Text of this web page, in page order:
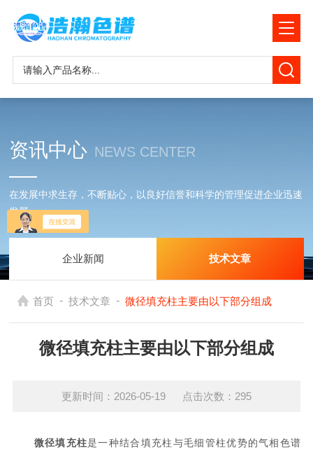
资讯中心 NEWS CENTER
在发展中求生存，不断贴心，以良好信誉和科学的管理促进企业迅速
发展
企业新闻 技术文章
首页 - 技术文章 - 微径填充柱主要由以下部分组成
微径填充柱主要由以下部分组成
更新时间：2026-05-19 点击次数：295
微径填充柱是一种结合填充柱与毛细管柱优势的气相色谱